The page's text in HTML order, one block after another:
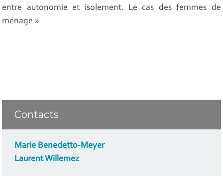
entre autonomie et isolement. Le cas des femmes de
ménage »
Contacts
Marie Benedetto-Meyer
Laurent Willemez